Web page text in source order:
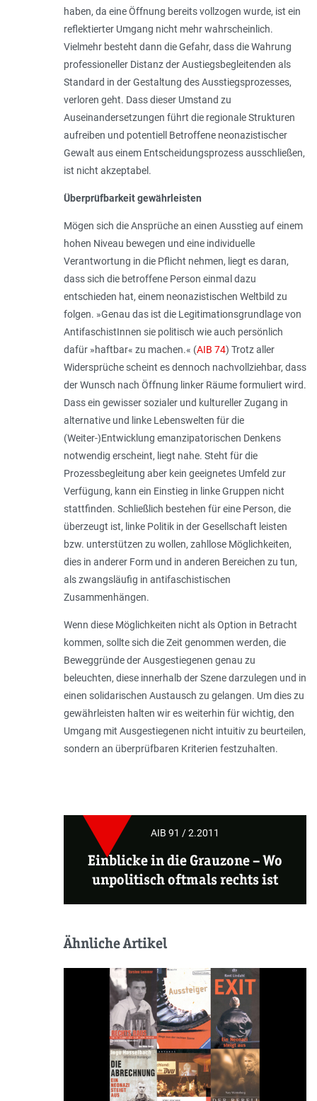
haben, da eine Öffnung bereits vollzogen wurde, ist ein
reflektierter Umgang nicht mehr wahrscheinlich.
Vielmehr besteht dann die Gefahr, dass die Wahrung
professioneller Distanz der Austiegsbegleitenden als
Standard in der Gestaltung des Ausstiegsprozesses,
verloren geht. Dass dieser Umstand zu
Auseinandersetzungen führt die regionale Strukturen
aufreiben und potentiell Betroffene neonazistischer
Gewalt aus einem Entscheidungsprozess ausschließen,
ist nicht akzeptabel.
Überprüfbarkeit gewährleisten
Mögen sich die Ansprüche an einen Ausstieg auf einem
hohen Niveau bewegen und eine individuelle
Verantwortung in die Pflicht nehmen, liegt es daran,
dass sich die betroffene Person einmal dazu
entschieden hat, einem neonazistischen Weltbild zu
folgen. »Genau das ist die Legitimationsgrundlage von
AntifaschistInnen sie politisch wie auch persönlich
dafür »haftbar« zu machen.« (AIB 74) Trotz aller
Widersprüche scheint es dennoch nachvollziehbar, dass
der Wunsch nach Öffnung linker Räume formuliert wird.
Dass ein gewisser sozialer und kultureller Zugang in
alternative und linke Lebenswelten für die
(Weiter-)Entwicklung emanzipatorischen Denkens
notwendig erscheint, liegt nahe. Steht für die
Prozessbegleitung aber kein geeignetes Umfeld zur
Verfügung, kann ein Einstieg in linke Gruppen nicht
stattfinden. Schließlich bestehen für eine Person, die
überzeugt ist, linke Politik in der Gesellschaft leisten
bzw. unterstützen zu wollen, zahllose Möglichkeiten,
dies in anderer Form und in anderen Bereichen zu tun,
als zwangsläufig in antifaschistischen
Zusammenhängen.
Wenn diese Möglichkeiten nicht als Option in Betracht
kommen, sollte sich die Zeit genommen werden, die
Beweggründe der Ausgestiegenen genau zu
beleuchten, diese innerhalb der Szene darzulegen und in
einen solidarischen Austausch zu gelangen. Um dies zu
gewährleisten halten wir es weiterhin für wichtig, den
Umgang mit Ausgestiegenen nicht intuitiv zu beurteilen,
sondern an überprüfbaren Kriterien festzuhalten.
AIB 91 / 2.2011
Einblicke in die Grauzone– Wo
unpolitisch oftmals rechts ist
Ähnliche Artikel